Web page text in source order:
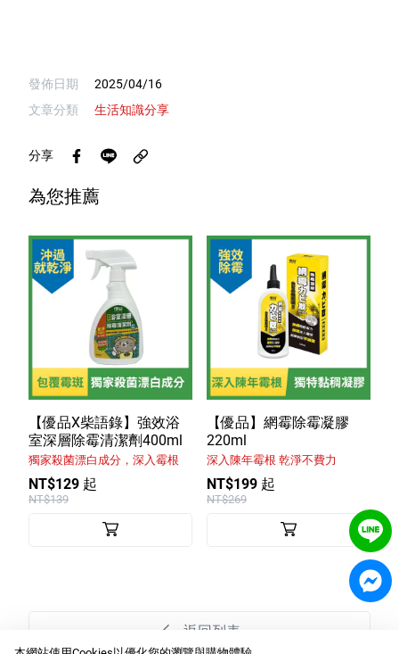
發佈日期
2025/04/16
文章分類
生活知識分享
分享
為您推薦
【優品X柴語錄】強效浴
室深層除霉清潔劑400ml
獨家殺菌漂白成分，深入霉根
NT$129 起
NT$139
【優品】網霉除霉凝膠
220ml
深入陳年霉根 乾淨不費力
NT$199 起
NT$269
返回列表